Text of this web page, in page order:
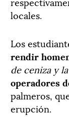
locales.
Los
rendir
de ceniza y
operadores
palmeros,
erupción.